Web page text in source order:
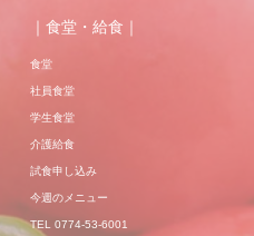
｜食堂・給食｜
食堂
社員食堂
学生食堂
介護給食
試食申し込み
今週のメニュー
TEL 0774-53-6001